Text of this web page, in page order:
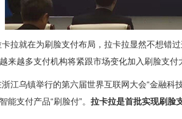
拉就在为刷脸支付布局，拉卡拉显然不想错
来越多支付机构将紧跟市场变化加入刷脸支
江乌镇举行的第六届世界互联网大会“金融
能支付产品“刷脸付”。拉卡拉是首批实现刷脸